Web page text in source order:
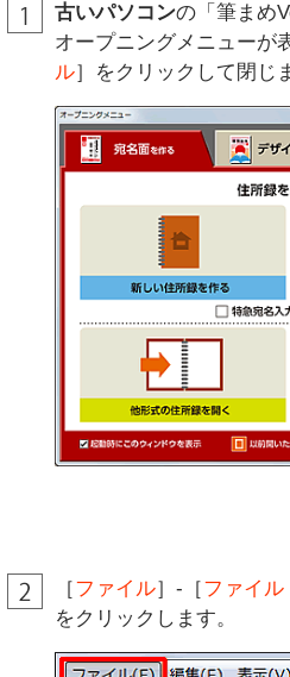
古いパソコンの「筆まめ
オープニングメニューが
ル］をクリックして閉じ
［ファイル］-［ファイ
をクリックします。